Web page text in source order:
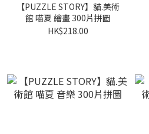
【PUZZLE STORY】貓.美術
館 喵夏 繪畫 300片拼圖
HK$218.00